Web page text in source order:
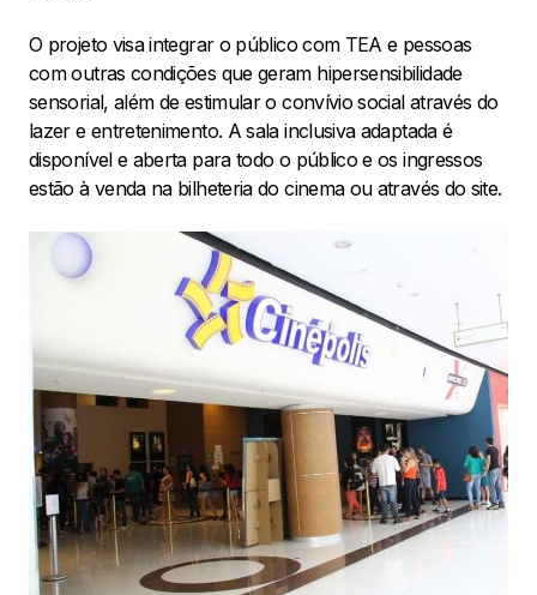
O projeto visa integrar o público com TEA e pessoas
com outras condições que geram hipersensibilidade
sensorial, além de estimular o convívio social através do
lazer e entretenimento. A sala inclusiva adaptada é
disponível e aberta para todo o público e os ingressos
estão à venda na bilheteria do cinema ou através do site.